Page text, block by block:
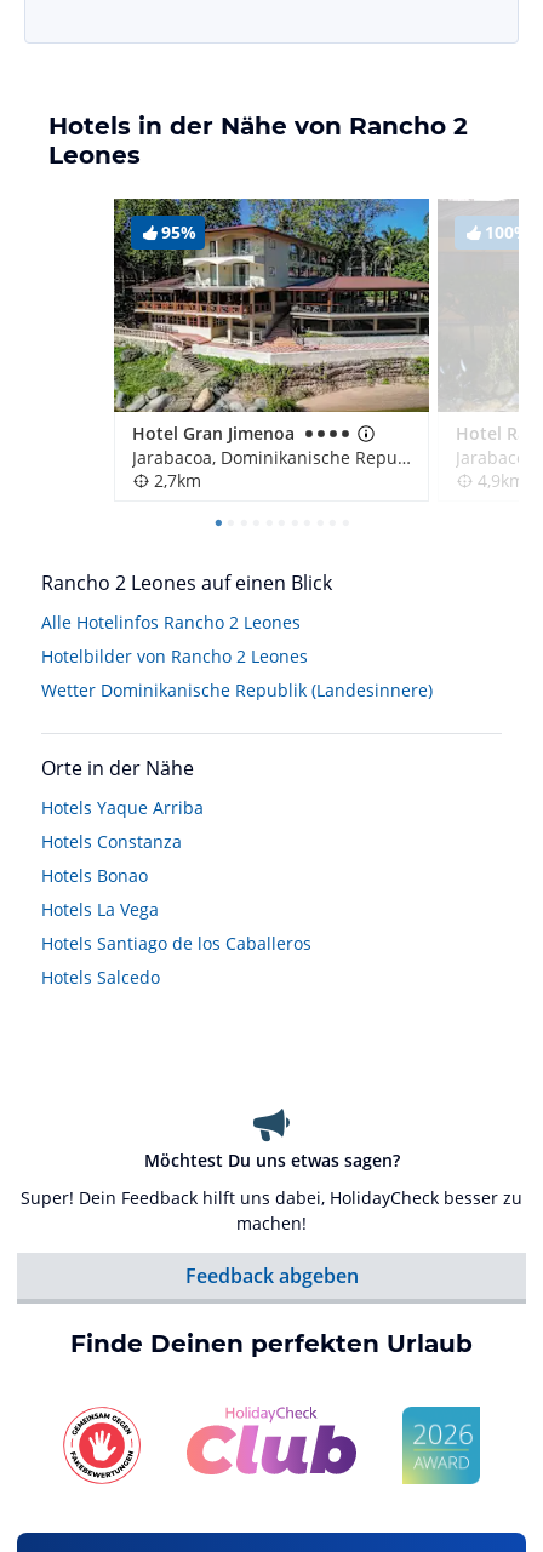
Hotels in der Nähe von Rancho 2
Leones
95%
Hotel Gran Jimenoa
Jarabacoa, Dominikanische Republik
2,7km
100%
4,9km
Rancho 2 Leones auf einen Blick
Alle Hotelinfos Rancho 2 Leones
Hotelbilder von Rancho 2 Leones
Wetter Dominikanische Republik (Landesinnere)
Orte in der Nähe
Hotels Yaque Arriba
Hotels Constanza
Hotels Bonao
Hotels La Vega
Hotels Santiago de los Caballeros
Hotels Salcedo
Möchtest Du uns etwas sagen?
Super! Dein Feedback hilft uns dabei, HolidayCheck besser zu
machen!
Feedback abgeben
Finde Deinen perfekten Urlaub